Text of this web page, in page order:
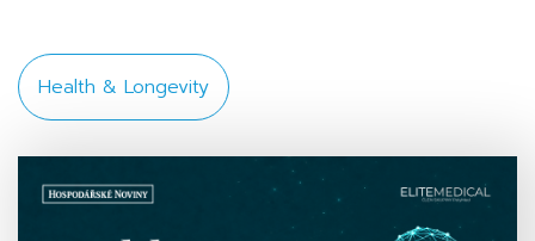
Health & Longevity